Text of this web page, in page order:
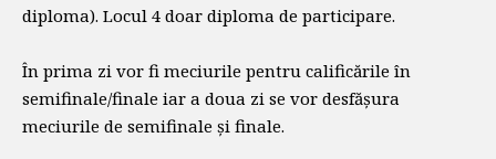
diploma). Locul 4 doar diploma de participare.
În prima zi vor fi meciurile pentru calificările în
semifinale/finale iar a doua zi se vor desfășura
meciurile de semifinale și finale.